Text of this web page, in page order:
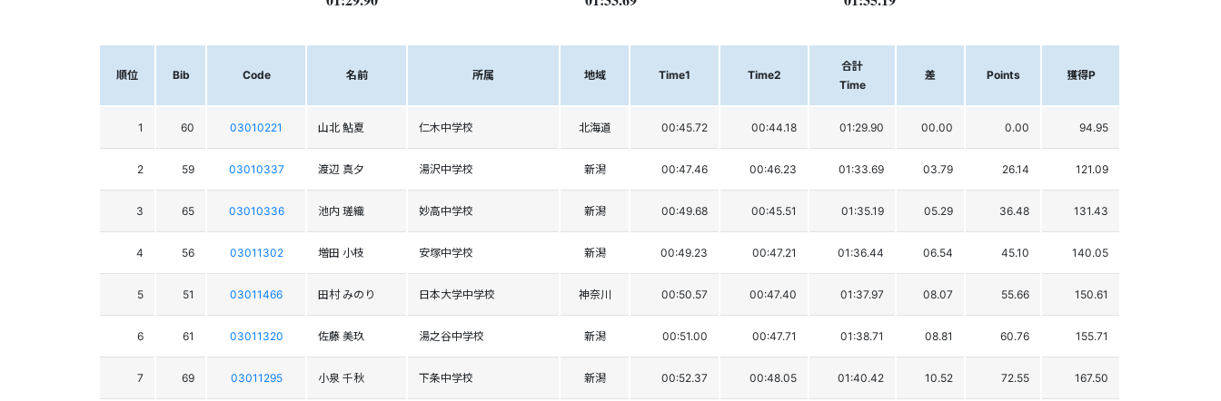
順位 Bib Code 名前 所属 地域 Time1 Time2
合計
Time
差 Points 獲得P
1 60 03010221 山北 鮎夏 仁木中学校 北海道 00:45.72 00:44.18 01:29.90 00.00 0.00 94.95
2 59 03010337 渡辺 真夕 湯沢中学校 新潟 00:47.46 00:46.23 01:33.69 03.79 26.14 121.09
3 65 03010336 池内 瑳織 妙高中学校 新潟 00:49.68 00:45.51 01:35.19 05.29 36.48 131.43
4 56 03011302 増田 小枝 安塚中学校 新潟 00:49.23 00:47.21 01:36.44 06.54 45.10 140.05
5 51 03011466 田村 みのり 日本大学中学校 神奈川 00:50.57 00:47.40 01:37.97 08.07 55.66 150.61
6 61 03011320 佐藤 美玖 湯之谷中学校 新潟 00:51.00 00:47.71 01:38.71 08.81 60.76 155.71
7 69 03011295 小泉 千秋 下条中学校 新潟 00:52.37 00:48.05 01:40.42 10.52 72.55 167.50